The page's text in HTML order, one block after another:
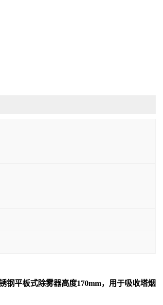
钢平板式除雾器高度170mm，用于吸收塔烟